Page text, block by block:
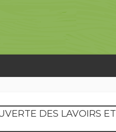
DES LAVOIRS ET